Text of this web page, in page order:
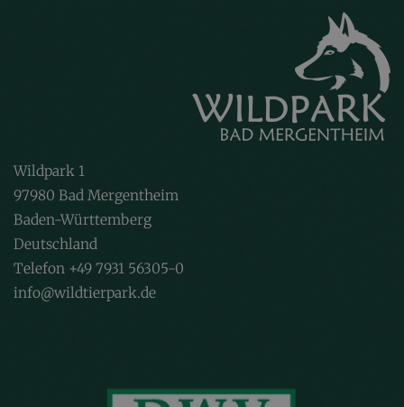
Wildpark 1
97980 Bad Mergentheim
Baden-Württemberg
Deutschland
Telefon +49 7931 56305-0
info@wildtierpark.de